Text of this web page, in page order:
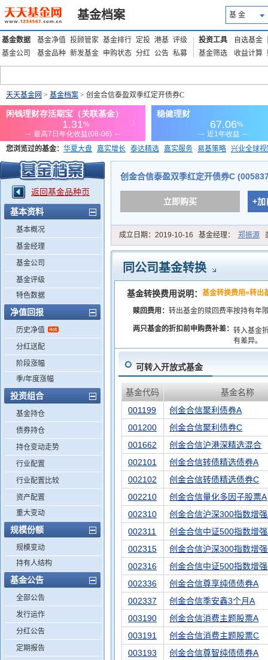
基金档案 基 金
基金数据 基金净值 投顾管家 基金排行 定投 港基 评级
基金公司
基金品种 新发基金 申购状态 分红 公告 私募
投资工具 自选基金
基金筛选
收益计算
天天基金网 > 基金档案 > 创金合信泰盈双季红定开债券C
您浏览过的基金： 华夏大盘 嘉实增长 泰达精选 嘉实服务 易基策略 兴业全球
添富优势 华安宏利 上证180价值ETF
返回基金品种页
基本资料
基本概况
基金经理
基金公司
基金评级
特色数据
净值回报
历史净值
分红送配
阶段涨幅
季/年度涨幅
投资组合
基金持仓
债券持仓
持仓变动走势
行业配置
行业配置比较
资产配置
重大变动
规模份额
规模变动
持有人结构
基金公告
全部公告
发行运作
分红公告
定期报告
创金合信泰盈双季红定开债券C
立即购买 +加
成立日期： 2019-10-16 基金经理： 郑振源
同公司基金转换
基金转换费用说明： 基金转换费用=转出
赎回费用： 转出基金的赎回费率按持有年
两只基金的折扣前申购费补差： 转入基金
有差异。
可转入开放式基金
基金代码
基金名称
001199
创金合信聚利债券A
001200
创金合信聚利债券C
001662
创金合信沪港深精选混合
002101
创金合信转债精选债券A
002102
创金合信转债精选债券C
002210
创金合信量化多因子股票A
002310
创金合信沪深300指数增
002311
创金合信中证500指数增
002315
创金合信沪深300指数增
002316
创金合信中证500指数增
002336
创金合信尊享纯债债券A
002337
创金合信季安鑫3个月A
003190
创金合信消费主题股票A
003191
创金合信消费主题股票C
003193
创金合信尊智纯债债券A